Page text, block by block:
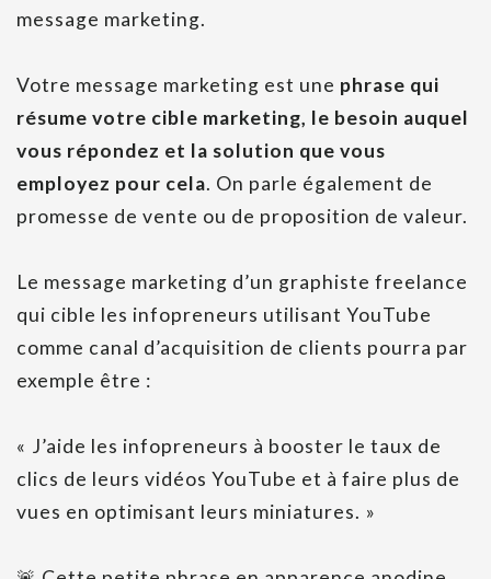
message marketing.
Votre message marketing est une phrase qui
résume votre cible marketing, le besoin auquel
vous répondez et la solution que vous
employez pour cela. On parle également de
promesse de vente ou de proposition de valeur.
Le message marketing d’un graphiste freelance
qui cible les infopreneurs utilisant YouTube
comme canal d’acquisition de clients pourra par
exemple être :
« J’aide les infopreneurs à booster le taux de
clics de leurs vidéos YouTube et à faire plus de
vues en optimisant leurs miniatures. »